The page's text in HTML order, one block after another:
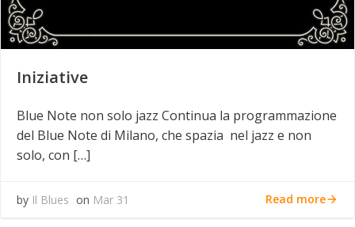
Iniziative
Blue Note non solo jazz Continua la programmazione
del Blue Note di Milano, che spazia nel jazz e non
solo, con […]
by Il Blues on Mar 31 Read more